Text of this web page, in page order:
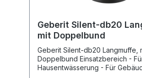
Geberit Silent-db20
mit Doppelbund
Geberit Silent-db20 Langmuffe,
Doppelbund Einsatzbereich -
Hausentwässerung - Für